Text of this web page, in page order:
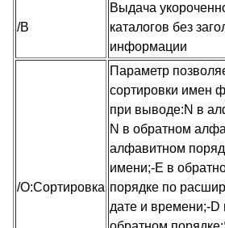
/B
Выдача
каталогов без
информации
/O:Сортировка
Параметр
сортировки имен
при выводе:N в
N в обратном
алфавитном
имени;-E в
порядке по
дате и времени;-D